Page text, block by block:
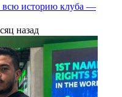
всю историю клуба —
назад